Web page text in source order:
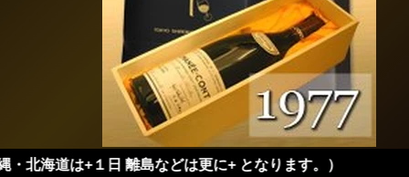
１日 離島などは更に+ となります。）